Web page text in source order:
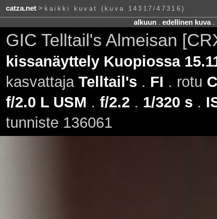
catza.net> kaikki kuvat (kuva 14317/47316)
alkuun. edellinen kuva.
GIC Telltail's Almeisan
kissanäyttely Kuopiossa
kasvattaja Telltail's . FI . rotu
f/2.0 L USM . f/2.2 . 1/320 s .
tunniste 136061